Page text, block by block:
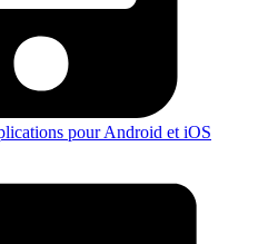
pour Android et iOS